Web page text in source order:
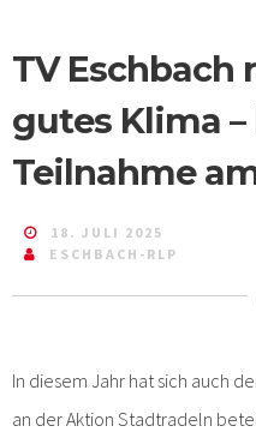
TV Eschbach
gutes Klima
Teilnahme
18. JULI 2025
ESCHBACH-RLP
In diesem Jahr hat sich auch
an der Aktion Stadtradeln